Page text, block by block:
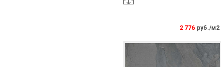
2 776 руб./м2